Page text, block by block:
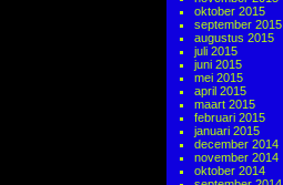
oktober 2015
september 2015
augustus 2015
juli 2015
juni 2015
mei 2015
april 2015
maart 2015
februari 2015
januari 2015
december 2014
november 2014
oktober 2014